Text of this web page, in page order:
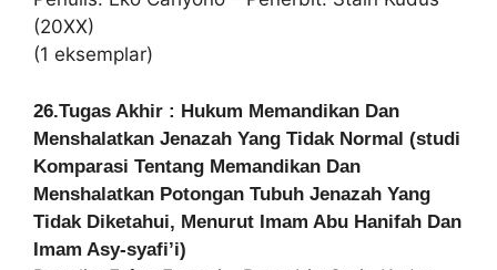
(20XX)
(1 eksemplar)
26.Tugas Akhir : Hukum Memandikan Dan
Menshalatkan Jenazah Yang Tidak Normal (studi
Komparasi Tentang Memandikan Dan
Menshalatkan Potongan Tubuh Jenazah Yang
Tidak Diketahui, Menurut Imam Abu Hanifah Dan
Imam Asy-syafi’i)